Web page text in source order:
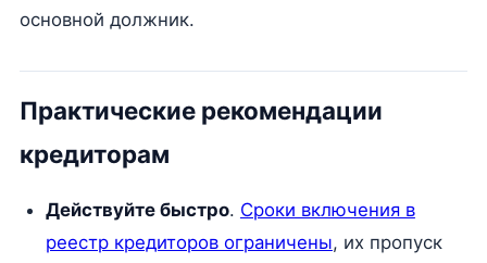
основной должник.
Практические рекомендации
кредиторам
Действуйте быстро. Сроки включения в
реестр кредиторов ограничены, их пропуск